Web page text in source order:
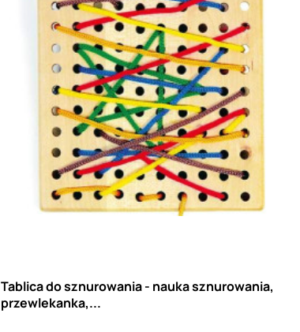
Tablica do sznurowania - nauka sznurowania,
przewlekanka,...